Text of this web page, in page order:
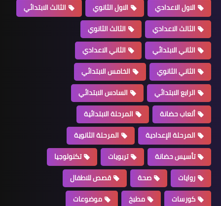
الاول الاعدادي
الاول الثانوي
الثالث الابتدائي
الثالث الاعدادي
الثالث الثانوي
الثاني الابتدائي
الثاني الاعدادي
الثاني الثانوي
الخامس الابتدائي
الرابع الابتدائي
السادس الابتدائي
ألعاب حضانة
المرحلة الابتدائية
المرحلة الإعدادية
المرحلة الثانوية
تأسيس حضانة
تربويات
تكنولوجيا
روايات
صحة
قصص للاطفال
كورسات
مطبخ موضوعات